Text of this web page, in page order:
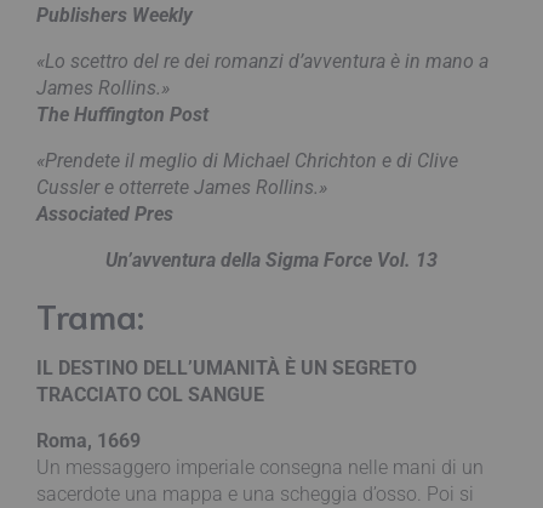
Publishers Weekly
«Lo scettro del re dei romanzi d’avventura è in mano a
James Rollins.»
The Huffington Post
«Prendete il meglio di Michael Chrichton e di Clive
Cussler e otterrete James Rollins.»
Associated Pres
Un’avventura della Sigma Force Vol. 13
Trama:
IL DESTINO DELL’UMANITÀ È UN SEGRETO
TRACCIATO COL SANGUE
Roma, 1669
Un messaggero imperiale consegna nelle mani di un
sacerdote una mappa e una scheggia d’osso. Poi si